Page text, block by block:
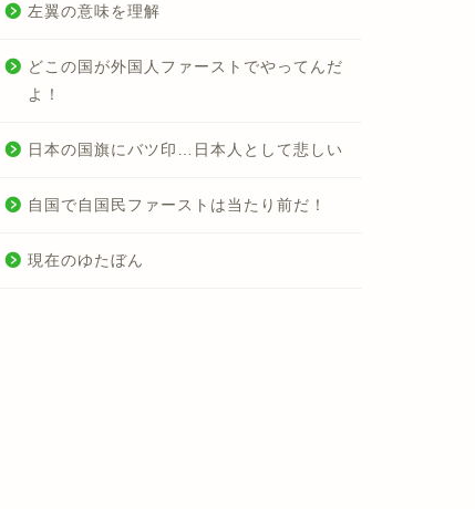
左翼の意味を理解
どこの国が外国人ファーストでやってんだ
よ！
日本の国旗にバツ印…日本人として悲しい
自国で自国民ファーストは当たり前だ！
現在のゆたぼん